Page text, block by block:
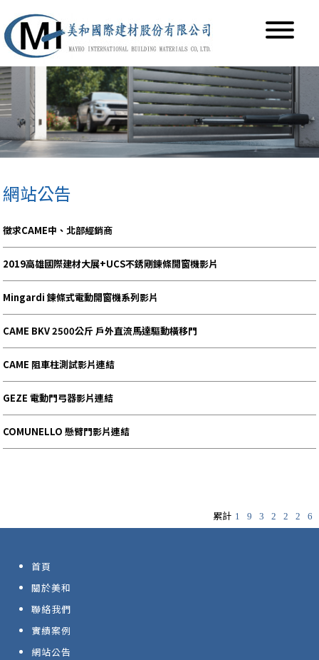
網站公告
徵求CAME中、北部經銷商
2019高雄國際建材大展+UCS不銹剛鍊條開窗機影片
Mingardi 鍊條式電動開窗機系列影片
CAME BKV 2500公斤 戶外直流馬達驅動橫移門
CAME 阻車柱測試影片連結
GEZE 電動門弓器影片連結
COMUNELLO 懸臂門影片連結
累計 1 9 3 2 2 2 6
首頁
關於美和
聯絡我們
實績案例
網站公告